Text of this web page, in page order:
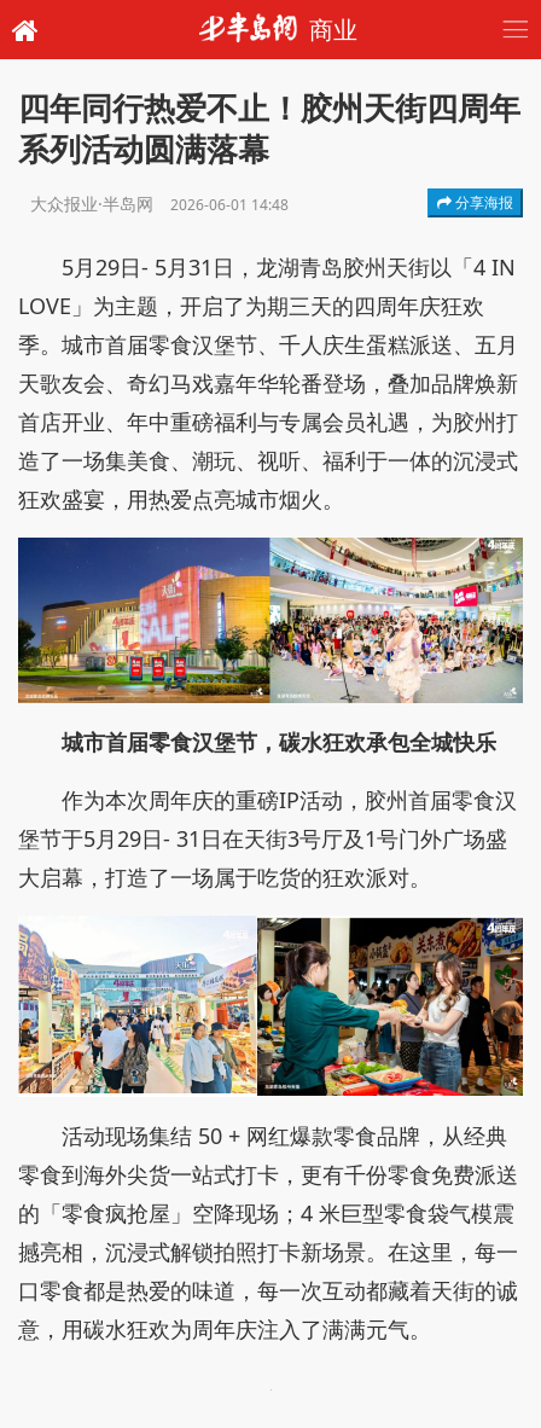
商业
四年同行热爱不止！胶州天街四周年
系列活动圆满落幕
大众报业·半岛网 2026-06-01 14:48 分享海报
5月29日- 5月31日，龙湖青岛胶州天街以「4 IN
LOVE」为主题，开启了为期三天的四周年庆狂欢
季。城市首届零食汉堡节、千人庆生蛋糕派送、五月
天歌友会、奇幻马戏嘉年华轮番登场，叠加品牌焕新
首店开业、年中重磅福利与专属会员礼遇，为胶州打
造了一场集美食、潮玩、视听、福利于一体的沉浸式
狂欢盛宴，用热爱点亮城市烟火。
城市首届零食汉堡节，碳水狂欢承包全城快乐
作为本次周年庆的重磅IP活动，胶州首届零食汉
堡节于5月29日- 31日在天街3号厅及1号门外广场盛
大启幕，打造了一场属于吃货的狂欢派对。
活动现场集结 50 + 网红爆款零食品牌，从经典
零食到海外尖货一站式打卡，更有千份零食免费派送
的「零食疯抢屋」空降现场；4 米巨型零食袋气模震
撼亮相，沉浸式解锁拍照打卡新场景。在这里，每一
口零食都是热爱的味道，每一次互动都藏着天街的诚
意，用碳水狂欢为周年庆注入了满满元气。